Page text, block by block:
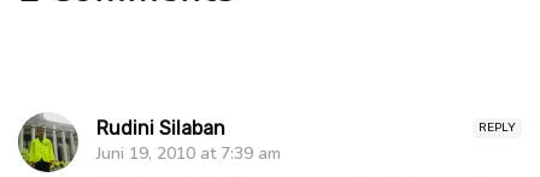
REPLY
Rudini Silaban
Juni 19, 2010 at 7:39 am